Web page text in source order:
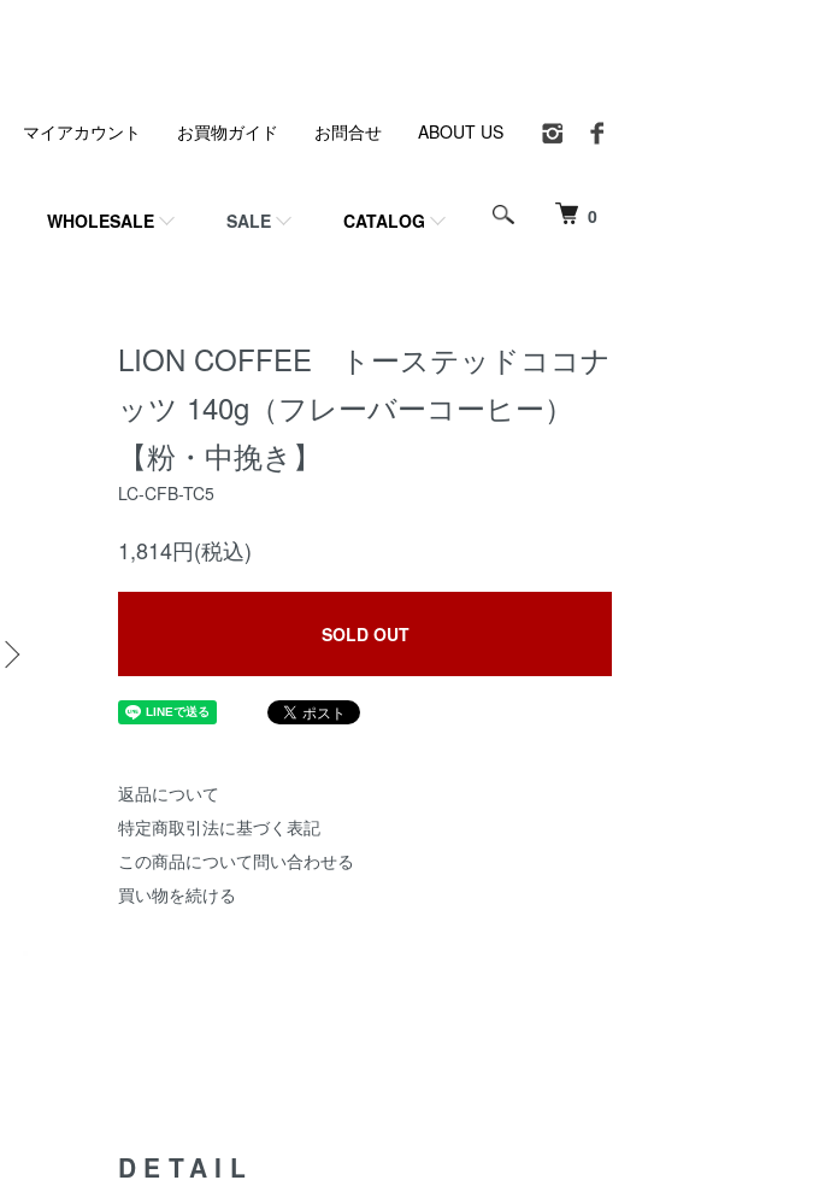
0
WHOLESALE SALE CATALOG
マイアカウント お買物ガイド お問合せ ABOUT US
LION COFFEE トーステッドココナ
ッツ 140g（フレーバーコーヒー）
【粉・中挽き】
LC-CFB-TC5
1,814円(税込)
SOLD OUT
返品について
特定商取引法に基づく表記
この商品について問い合わせる
買い物を続ける
DETAIL